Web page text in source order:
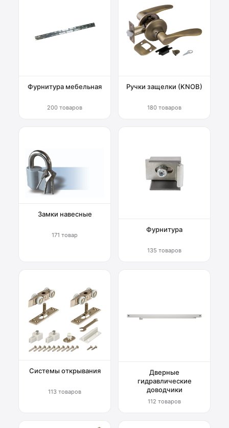
Фурнитура мебельная
200 товаров
Ручки защелки (KNOB)
180 товаров
Замки навесные
171 товар
Фурнитура
135 товаров
Системы открывания
113 товаров
Дверные
гидравлические
доводчики
112 товаров